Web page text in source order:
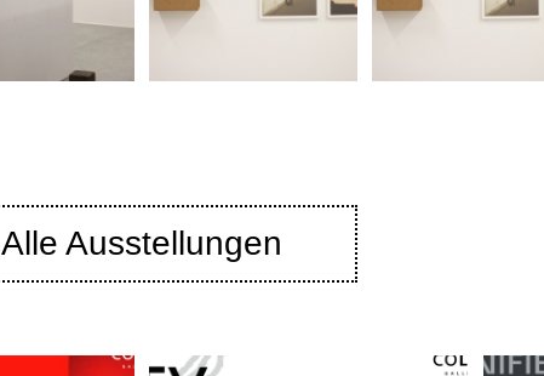
Alle Ausstellungen